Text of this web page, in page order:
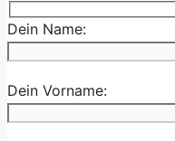
Dein Name:
Dein Vorname: